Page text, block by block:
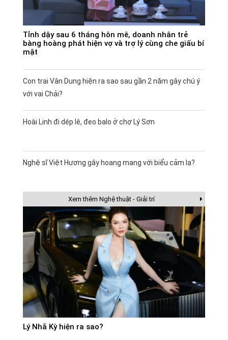
Tỉnh dậy sau 6 tháng hôn mê, doanh nhân trẻ
bàng hoàng phát hiện vợ và trợ lý cùng che giấu bí
mật
Con trai Vân Dung hiện ra sao sau gần 2 năm gây chú ý
với vai Chải?
Hoài Linh đi dép lê, đeo balo ở chợ Lý Sơn
Nghệ sĩ Việt Hương gây hoang mang với biểu cảm lạ?
Xem thêm Nghệ thuật - Giải trí
Lý Nhã Kỳ hiện ra sao?